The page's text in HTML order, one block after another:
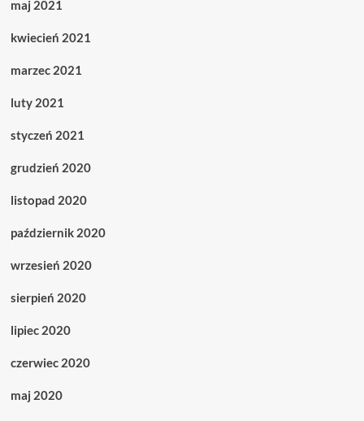
maj 2021
kwiecień 2021
marzec 2021
luty 2021
styczeń 2021
grudzień 2020
listopad 2020
październik 2020
wrzesień 2020
sierpień 2020
lipiec 2020
czerwiec 2020
maj 2020